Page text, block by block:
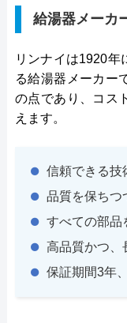
給湯器メーカ
リンナイは1920年
る給湯器メーカー
の点であり、コス
えます。
信頼できる技
品質を保ちつ
すべての部品
高品質かつ、
保証期間3年